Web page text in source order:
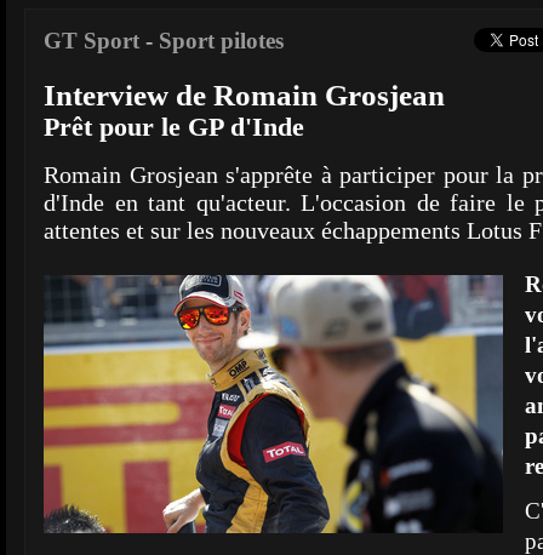
GT Sport - Sport pilotes
Interview de Romain Grosjean
Prêt pour le GP d'Inde
Romain Grosjean s'apprête à participer pour la
d'Inde en tant qu'acteur. L'occasion de faire le
attentes et sur les nouveaux échappements Lotus